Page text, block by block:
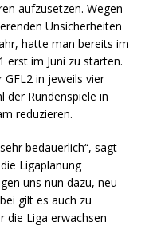
aufzusetzen. Wegen
Unsicherheiten
hatte man bereits im
erst im Juni zu starten.
GFL2 in jeweils vier
der Rundenspiele in
reduzieren.
bedauerlich“, sagt
Ligaplanung
uns nun dazu, neu
gilt es auch zu
die Liga erwachsen